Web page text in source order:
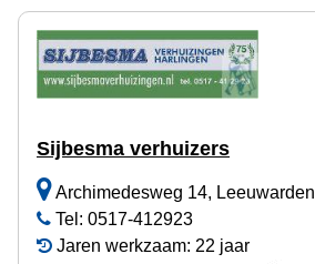
Sijbesma verhuizers
Archimedesweg 14, Leeuwarden
Tel: 0517-412923
Jaren werkzaam: 22 jaar